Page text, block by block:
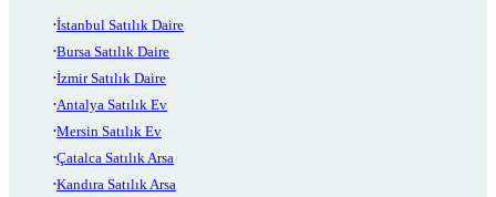
İstanbul Satılık Daire
Bursa Satılık Daire
İzmir Satılık Daire
Antalya Satılık Ev
Mersin Satılık Ev
Çatalca Satılık Arsa
Kandıra Satılık Arsa